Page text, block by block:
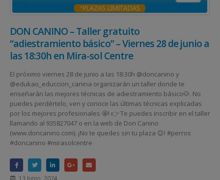
DON CANINO – Taller gratuito
“adiestramiento básico” – Viernes 28 de junio a
las 18:30h en Mira-sol Centre
El próximo viernes 28 de junio a las 18:30h @doncanino y
@edukao_educcion_canina organizarán un taller donde te
enseñarán las mejores técnicas de adiestramiento básico🐶. No
puedes perdértelo, ven y conoce las últimas técnicas explicadas
por los mejores profesionales 🤩! 👉 Te puedes inscribir en el taller
llamando al 935827047 o en la web de Don Canino
(www.doncanino.com). ¡No te quedes sin tu plaza 😉! #perros
#doncanino #mirasolcentre
13 Junio, 2024